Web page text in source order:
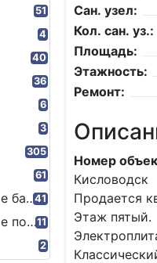
51
4
40
36
6
3
305
61
Производственно-складские базы41
Производственно-складские помещения11
2
Сан. узел:
Кол. сан. уз.:
Площадь:
Этажность:
Ремонт:
Номер
Кисловодск
Продается
Этаж пятый.